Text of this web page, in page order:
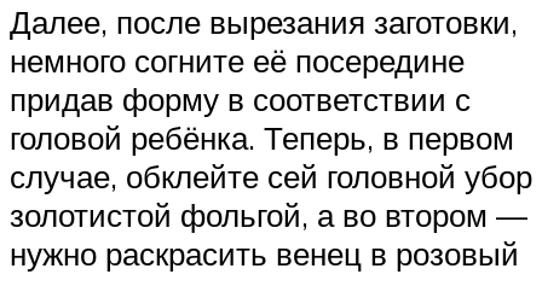
Далее, после вырезания заготовки,
немного согните её посередине
придав форму в соответствии с
головой ребёнка. Теперь, в первом
случае, обклейте сей головной убор
золотистой фольгой, а во втором —
нужно раскрасить венец в розовый